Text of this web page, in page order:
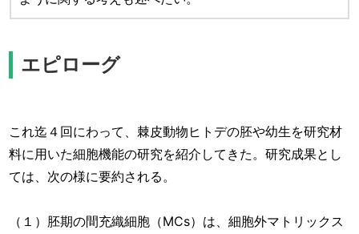
エピローグ
これ迄４回にわって、棘皮動物ヒトデの胚や幼生を研究材
料に用いた細胞機能の研究を紹介してきた。研究成果とし
ては、次の様に要約される。
（１）胚期の間充織細胞（MCs）は、細胞外マトリックス